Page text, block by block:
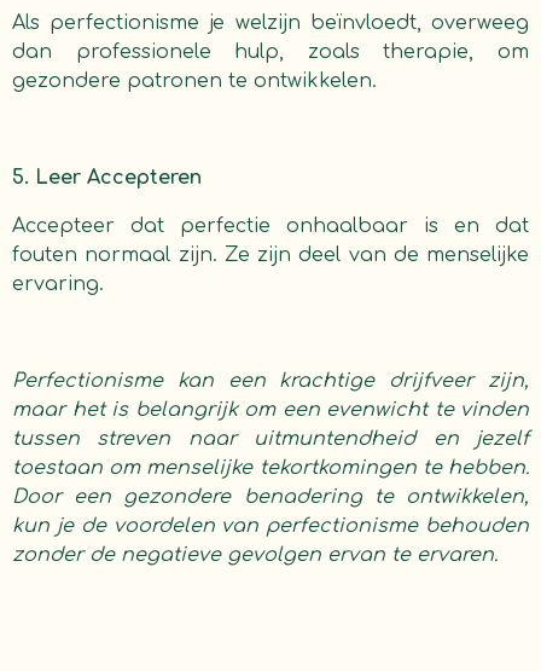
Als perfectionisme je welzijn beïnvloedt, overweeg
dan professionele hulp, zoals therapie, om
gezondere patronen te ontwikkelen.
5. Leer Accepteren
Accepteer dat perfectie onhaalbaar is en dat
fouten normaal zijn. Ze zijn deel van de menselijke
ervaring.
Perfectionisme kan een krachtige drijfveer zijn,
maar het is belangrijk om een evenwicht te vinden
tussen streven naar uitmuntendheid en jezelf
toestaan om menselijke tekortkomingen te hebben.
Door een gezondere benadering te ontwikkelen,
kun je de voordelen van perfectionisme behouden
zonder de negatieve gevolgen ervan te ervaren.